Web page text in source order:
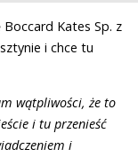
Kates Sp. z
i chce tu
wątpliwości, że to
i tu przenieść
i